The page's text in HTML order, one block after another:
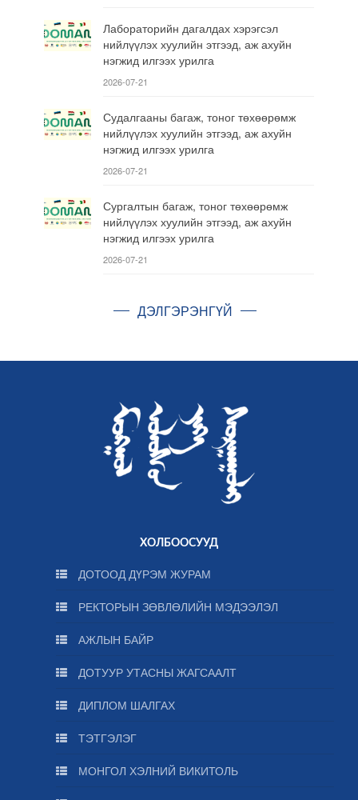
Лабораторийн дагалдах хэрэгсэл
нийлүүлэх хуулийн этгээд, аж ахуйн
нэгжид илгээх урилга
2026-07-21
Судалгааны багаж, тоног төхөөрөмж
нийлүүлэх хуулийн этгээд, аж ахуйн
нэгжид илгээх урилга
2026-07-21
Сургалтын багаж, тоног төхөөрөмж
нийлүүлэх хуулийн этгээд, аж ахуйн
нэгжид илгээх урилга
2026-07-21
ДЭЛГЭРЭНГҮЙ
ХОЛБООСУУД
ДОТООД ДҮРЭМ ЖУРАМ
РЕКТОРЫН ЗӨВЛӨЛИЙН МЭДЭЭЛЭЛ
АЖЛЫН БАЙР
ДОТУУР УТАСНЫ ЖАГСААЛТ
ДИПЛОМ ШАЛГАХ
ТЭТГЭЛЭГ
МОНГОЛ ХЭЛНИЙ ВИКИТОЛЬ